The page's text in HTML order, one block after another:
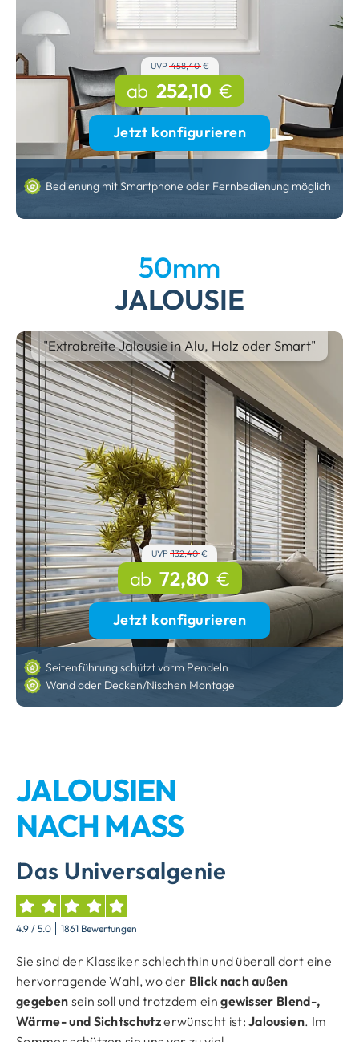
UVP458,40€
ab 252,10 €
Jetzt konfigurieren
Bedienung mit Smartphone oder Fernbedienung möglich
50mm
JALOUSIE
"Extrabreite Jalousie in Alu, Holz oder Smart"
UVP132,40€
ab 72,80 €
Jetzt konfigurieren
Seitenführung schützt vorm Pendeln
Wand oder Decken/Nischen Montage
JALOUSIEN
NACH MASS
Das Universalgenie
4.9 / 5.0 1861 Bewertungen
Sie sind der Klassiker schlechthin und überall dort eine
hervorragende Wahl, wo der Blick nach außen
gegeben sein soll und trotzdem eingewisser Blend-,
Wärme- und Sichtschutzerwünscht ist:Jalousien. Im